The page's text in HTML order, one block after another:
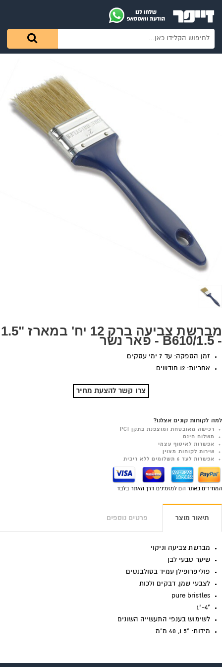
מברשת צביעה ברק 12 יח' במארז "1.5
- B610/1.5 - פאר נשר
זמן הספקה: עד 7 ימי עסקים
אחריות: 12 חודשים
צרו קשר להצעת מחיר
למה לקוחות קונים אצלנו?
רכישה מאובטחת ומוצפנת בתקן PCI
משלוח חינם
אפשרות לאיסוף עצמי
שירות לקוחות מצוין
אפשרות לעד 6 תשלומים ללא ריבית
המחירים באתר הם למזמינים דרך האתר בלבד
תיאור מוצר פרטים נוספים
מברשת צביעה וניקוי
שיער טבעי לבן
פוליפרופילן עמיד בסולבנטים
לצבעי שמן, דבקים ולכות
pure bristles
"4-"1
לשימוש בענפי התעשייה השונים
מידות: "1.5, 40 מ"מ